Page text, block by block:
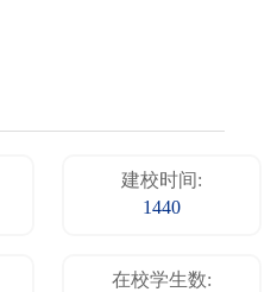
建校时间:
1440
在校学生数: